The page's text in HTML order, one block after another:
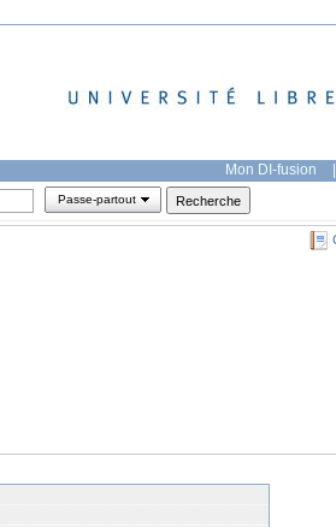
Mon DI-fusion |
Passe-partout